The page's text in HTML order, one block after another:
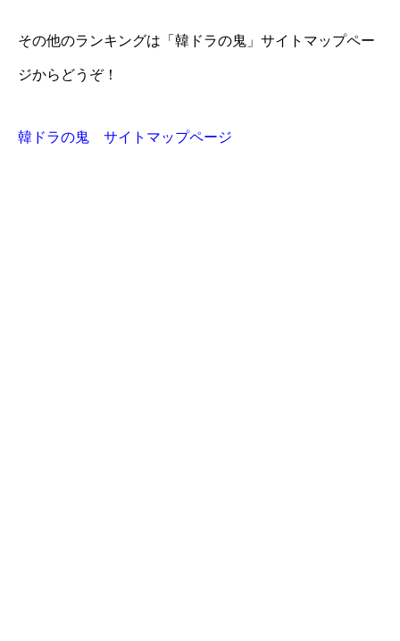
その他のランキングは「韓ドラの鬼」サイトマップペー
ジからどうぞ！
韓ドラの鬼 サイトマップページ